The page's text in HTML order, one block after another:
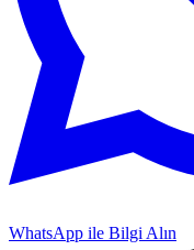
WhatsApp ile Bilgi Alın